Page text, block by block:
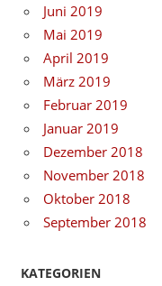
Juni 2019
Mai 2019
April 2019
März 2019
Februar 2019
Januar 2019
Dezember 2018
November 2018
Oktober 2018
September 2018
KATEGORIEN